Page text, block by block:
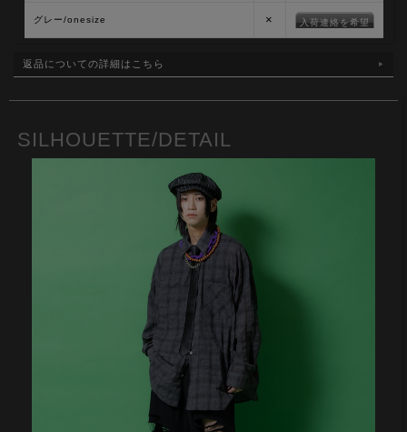
グレー/onesize × 入荷連絡を希望
返品についての詳細はこちら
SILHOUETTE/DETAIL